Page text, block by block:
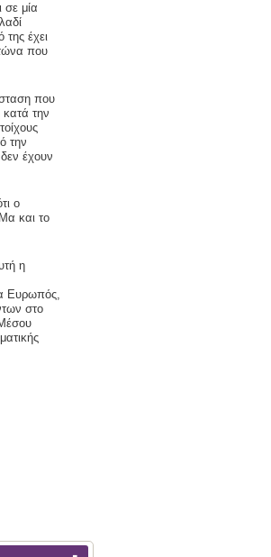
μία
έχει
που
που
την
την
έχουν
ο
και το
η
Ευρωπός,
στο